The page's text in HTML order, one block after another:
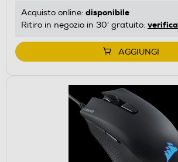
Acquisto online: disponibile
Ritiro in negozio in 30' gratuito: verifica
AGGIUNGI